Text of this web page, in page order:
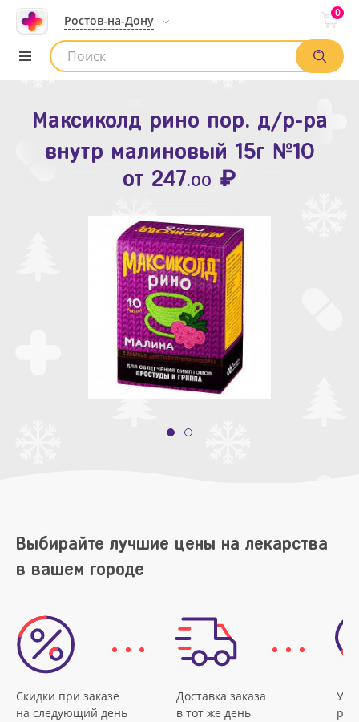
Ростов-на-Дону
0
Список аптек
Максиколд рино пор. д/р-ра
внутр малиновый 15г №10
от 247.00 ₽
Зодак таб. п.п.о. 10мг №10
от109.80 ₽
Выбирайте лучшие цены на лекарства
в вашем городе
Скидки при заказе
на следующий день
Доставка заказа
в тот же день